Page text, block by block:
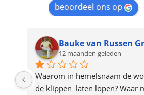
product
beoordeel ons op
Bauke van Russen
12 maanden geleden
Waarom in hemelsnaam de
de klippen  laten lopen? Waar